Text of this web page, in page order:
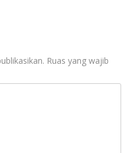
Ruas yang wajib